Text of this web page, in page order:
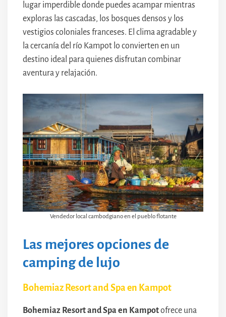
lugar imperdible donde puedes acampar mientras
exploras las cascadas, los bosques densos y los
vestigios coloniales franceses. El clima agradable y
la cercanía del río Kampot lo convierten en un
destino ideal para quienes disfrutan combinar
aventura y relajación.
Vendedor local cambodgiano en el pueblo flotante
Las mejores opciones de
camping de lujo
Bohemiaz Resort and Spa en Kampot
Bohemiaz Resort and Spa en Kampotofrece una